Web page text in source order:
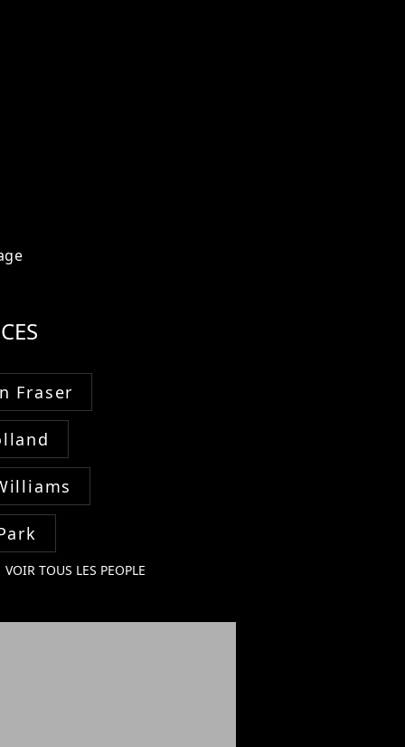
Fraser
VOIR TOUS LES PEOPLE